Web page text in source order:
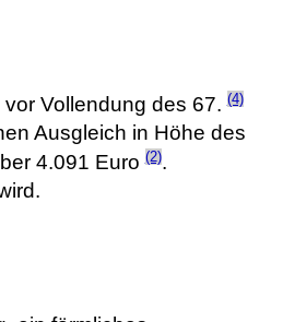
vor Vollendung des 67.(4)
Ausgleich in Höhe des
4.091 Euro(2).